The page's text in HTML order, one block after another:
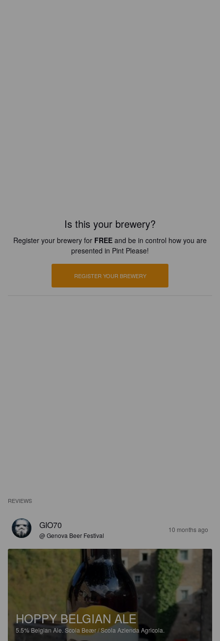
Is this your brewery?
Register your brewery for FREE and be in control how you are
presented in Pint Please!
REGISTER YOUR BREWERY
REVIEWS
GIO70
@ Genova Beer Festival
10 months ago
HOPPY BELGIAN ALE
5.5% Belgian Ale. Scola Beær / Scola Azienda Agricola.